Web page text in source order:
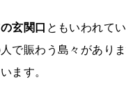
玄関口 ともいわれて
で賑わう島々があり
ます。